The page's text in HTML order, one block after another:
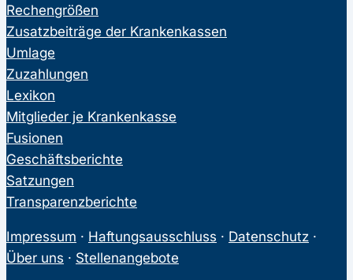
Rechengrößen
Zusatzbeiträge der Krankenkassen
Umlage
Zuzahlungen
Lexikon
Mitglieder je Krankenkasse
Fusionen
Geschäftsberichte
Satzungen
Transparenzberichte
Impressum · Haftungsausschluss · Datenschutz ·
Über uns · Stellenangebote